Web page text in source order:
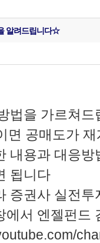
알려드립니다☆
법을 가르쳐드
면 공매도가
내용과 대응
됩니다
증권사 실전
에서 엔젤펀드